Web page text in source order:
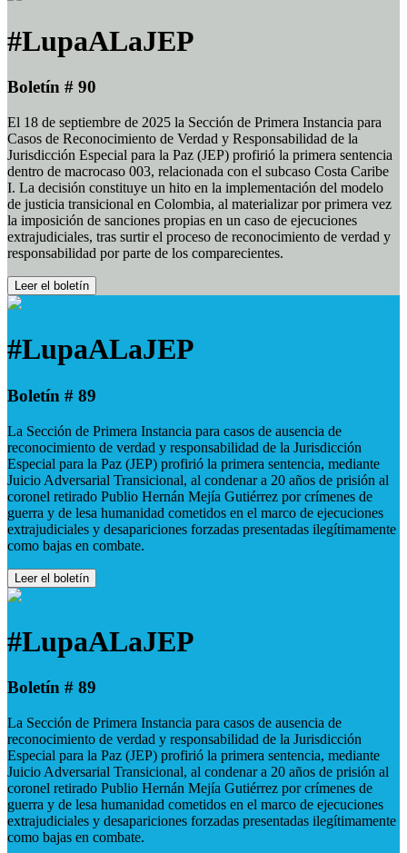
#LupaALaJEP
Boletín # 90
El 18 de septiembre de 2025 la Sección de Primera Instancia para
Casos de Reconocimiento de Verdad y Responsabilidad de la
Jurisdicción Especial para la Paz (JEP) profirió la primera sentencia
dentro de macrocaso 003, relacionada con el subcaso Costa Caribe
I. La decisión constituye un hito en la implementación del modelo
de justicia transicional en Colombia, al materializar por primera vez
la imposición de sanciones propias en un caso de ejecuciones
extrajudiciales, tras surtir el proceso de reconocimiento de verdad y
responsabilidad por parte de los comparecientes.
Leer el boletín
#LupaALaJEP
Boletín # 89
La Sección de Primera Instancia para casos de ausencia de
reconocimiento de verdad y responsabilidad de la Jurisdicción
Especial para la Paz (JEP) profirió la primera sentencia, mediante
Juicio Adversarial Transicional, al condenar a 20 años de prisión al
coronel retirado Publio Hernán Mejía Gutiérrez por crímenes de
guerra y de lesa humanidad cometidos en el marco de ejecuciones
extrajudiciales y desapariciones forzadas presentadas ilegítimamente
como bajas en combate.
Leer el boletín
#LupaALaJEP
Boletín # 89
La Sección de Primera Instancia para casos de ausencia de
reconocimiento de verdad y responsabilidad de la Jurisdicción
Especial para la Paz (JEP) profirió la primera sentencia, mediante
Juicio Adversarial Transicional, al condenar a 20 años de prisión al
coronel retirado Publio Hernán Mejía Gutiérrez por crímenes de
guerra y de lesa humanidad cometidos en el marco de ejecuciones
extrajudiciales y desapariciones forzadas presentadas ilegítimamente
como bajas en combate.